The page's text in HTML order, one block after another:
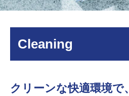
Cleaning
クリーンな快適環境で